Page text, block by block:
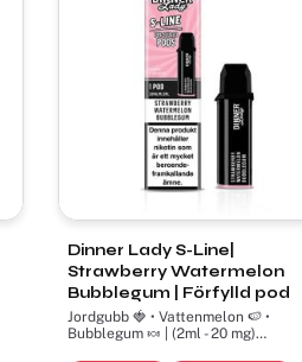
Dinner Lady S-Line|
Strawberry Watermelon
Bubblegum | Förfylld pod
Jordgubb 🍓 • Vattenmelon 🍉 •
Bubblegum 🍬 | (2ml - 20 mg)